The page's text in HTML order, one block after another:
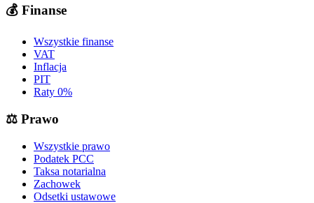
💰 Finanse
Wszystkie finanse
VAT
Inflacja
PIT
Raty 0%
⚖️ Prawo
Wszystkie prawo
Podatek PCC
Taksa notarialna
Zachowek
Odsetki ustawowe